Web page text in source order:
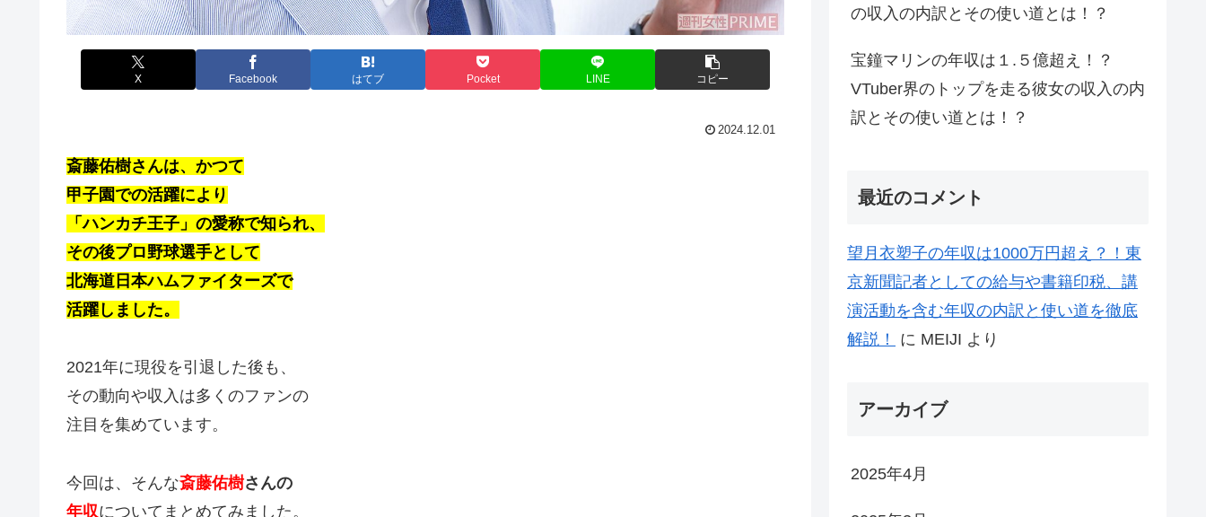
X Facebook はてブ Pocket LINE コピー
2024.12.01
斎藤佑樹さんは、かつて
甲子園での活躍により
「ハンカチ王子」の愛称で知られ、
その後プロ野球選手として
北海道日本ハムファイターズで
活躍しました。
2021年に現役を引退した後も、
その動向や収入は多くのファンの
注目を集めています。
今回は、そんな斎藤佑樹さんの
年収についてまとめてみました。
の収入の内訳とその使い道とは！？
宝鐘マリンの年収は１.５億超え！？
VTuber界のトップを走る彼女の収入の内
訳とその使い道とは！？
最近のコメント
望月衣塑子の年収は1000万円超え？！東
京新聞記者としての給与や書籍印税、講
演活動を含む年収の内訳と使い道を徹底
解説！
に MEIJI より
アーカイブ
2025年4月